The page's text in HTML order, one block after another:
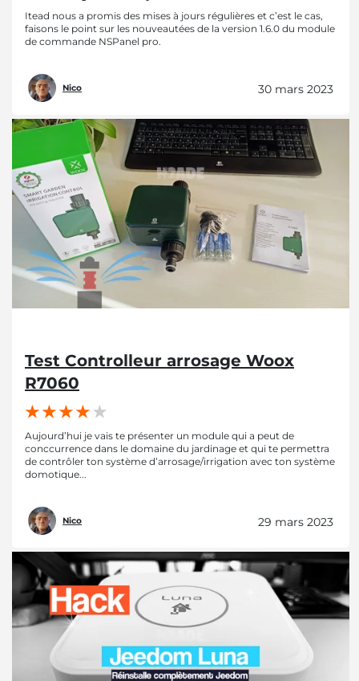
Itead nous a promis des mises à jours régulières et c’est le cas,
faisons le point sur les nouveautées de la version 1.6.0 du module
de commande NSPanel pro.
Nico 30 mars 2023
Test Controlleur arrosage Woox
R7060
Aujourd’hui je vais te présenter un module qui a peut de
conccurrence dans le domaine du jardinage et qui te permettra
de contrôler ton système d’arrosage/irrigation avec ton système
domotique...
Nico 29 mars 2023